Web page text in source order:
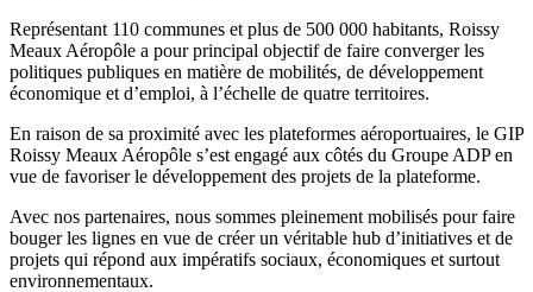
Représentant 110 communes et plus de 500 000 habitants, Roissy
Meaux Aéropôle a pour principal objectif de faire converger les
politiques publiques en matière de mobilités, de développement
économique et d’emploi, à l’échelle de quatre territoires.
En raison de sa proximité avec les plateformes aéroportuaires, le GIP
Roissy Meaux Aéropôle s’est engagé aux côtés du Groupe ADP en
vue de favoriser le développement des projets de la plateforme.
Avec nos partenaires, nous sommes pleinement mobilisés pour faire
bouger les lignes en vue de créer un véritable hub d’initiatives et de
projets qui répond aux impératifs sociaux, économiques et surtout
environnementaux.